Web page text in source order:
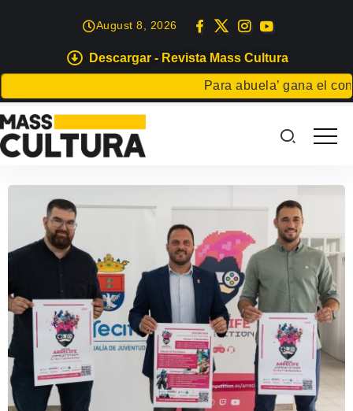
Descargar - Revista Mass Cultura
Para abuela’ gana el
August 8, 2026